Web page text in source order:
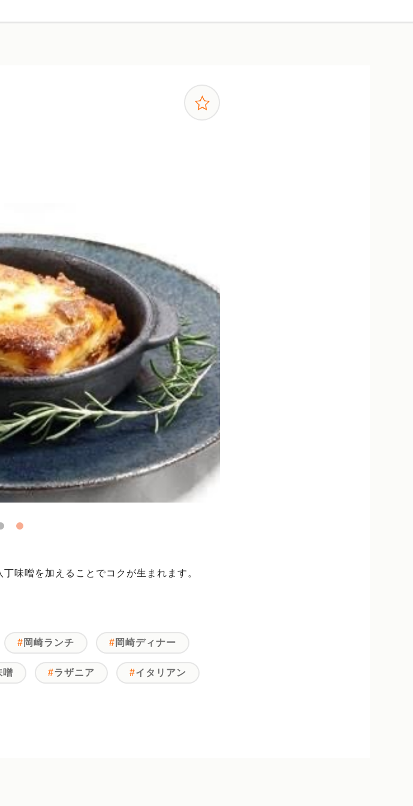
味噌を加えることでコクが生まれます。
岡崎ランチ 岡崎ディナー
噌 ラザニア イタリアン